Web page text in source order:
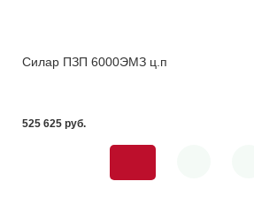
Силар ПЗП 6000ЭМЗ ц.п
525 625 pуб.